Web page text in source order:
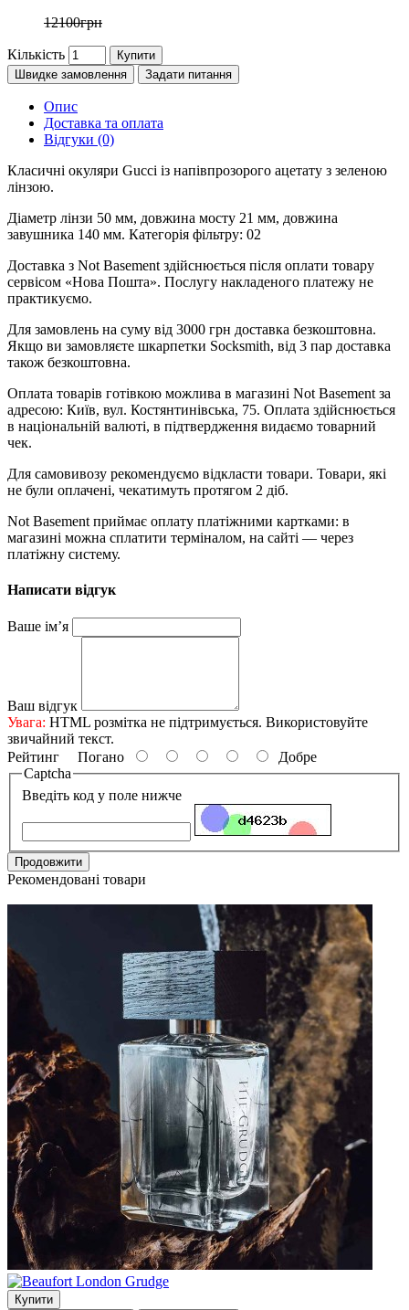
12100грн
Кількість
Купити
Швидке замовлення
Задати питання
Опис
Доставка та оплата
Відгуки (0)
Класичні окуляри Gucci із напівпрозорого ацетату з зеленою
лінзою.
Діаметр лінзи 50 мм, довжина мосту 21 мм, довжина
завушника 140 мм. Категорія фільтру: 02
Доставка з Not Basement здійснюється після оплати товару
сервісом «Нова Пошта». Послугу накладеного платежу не
практикуємо.
Для замовлень на суму від 3000 грн доставка безкоштовна.
Якщо ви замовляєте шкарпетки Socksmith, від 3 пар доставка
також безкоштовна.
Оплата товарів готівкою можлива в магазині Not Basement за
адресою: Київ, вул. Костянтинівська, 75. Оплата здійснюється
в національній валюті, в підтвердження видаємо товарний
чек.
Для самовивозу рекомендуємо відкласти товари. Товари, які
не були оплачені, чекатимуть протягом 2 діб.
Not Basement приймає оплату платіжними картками: в
магазині можна сплатити терміналом, на сайті — через
платіжну систему.
Написати відгук
Ваше ім’я
Ваш відгук
Увага: HTML розмітка не підтримується. Використовуйте
звичайний текст.
Рейтинг Погано
Добре
Captcha
Введіть код у поле нижче
Продовжити
Рекомендовані товари
Купити